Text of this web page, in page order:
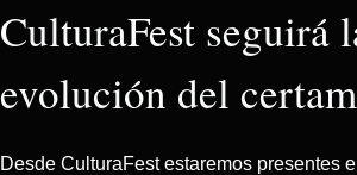
CulturaFest seguirá
evolución del
Desde CulturaFest estaremos presentes